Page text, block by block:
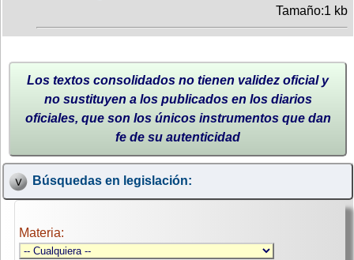
Tamaño:1 kb
Los textos consolidados no tienen validez oficial y
no sustituyen a los publicados en los diarios
oficiales, que son los únicos instrumentos que dan
fe de su autenticidad
Búsquedas en legislación:
Materia: